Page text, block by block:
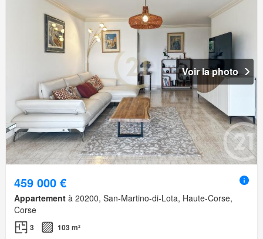
Voir la photo
459 000 €
Appartement à 20200, San-Martino-di-Lota, Haute-Corse,
Corse
3 103 m²